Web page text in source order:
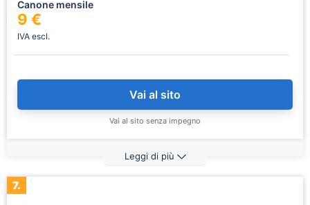
Canone mensile
9 €
IVA escl.
Vai al sito
Vai al sito senza impegno
Leggi di più
7.